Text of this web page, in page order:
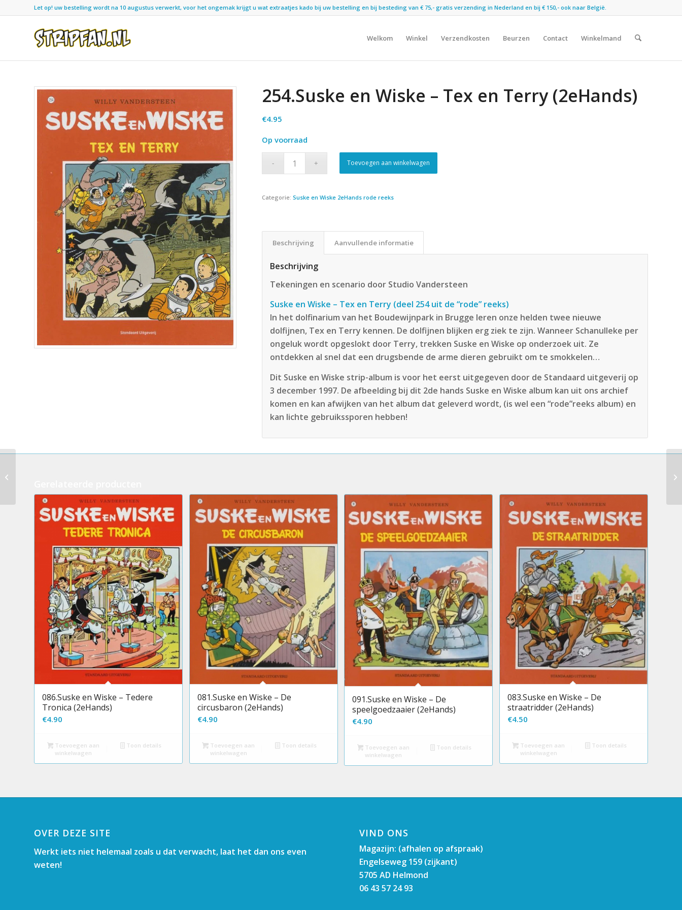
Let op! uw bestelling wordt na 10 augustus verwerkt, voor het ongemak krijgt u wat extraatjes kado bij uw bestelling en bij besteding van € 75,- gratis verzending in Nederland en bij € 150,- ook naar België.
Welkom Winkel Verzendkosten Beurzen Contact Winkelmand
254.Suske en Wiske – Tex en Terry (2eHands)
€4.95
Op voorraad
Toevoegen aan winkelwagen
Categorie:Suske en Wiske 2eHands rode reeks
Beschrijving Aanvullende informatie
Beschrijving
Tekeningen en scenario door Studio Vandersteen
Suske en Wiske – Tex en Terry (deel 254 uit de “rode” reeks)
In het dolfinarium van het Boudewijnpark in Brugge leren onze helden twee nieuwe
dolfijnen, Tex en Terry kennen. De dolfijnen blijken erg ziek te zijn. Wanneer Schanulleke per
ongeluk wordt opgeslokt door Terry, trekken Suske en Wiske op onderzoek uit. Ze
ontdekken al snel dat een drugsbende de arme dieren gebruikt om te smokkelen…
Dit Suske en Wiske strip-album is voor het eerst uitgegeven door de Standaard uitgeverij op
3 december 1997. De afbeelding bij dit 2de hands Suske en Wiske album kan uit ons archief
komen en kan afwijken van het album dat geleverd wordt, (is wel een “rode”reeks album) en
kan lichte gebruikssporen hebben!
086.Suske en Wiske – Tedere
Tronica (2eHands)
€4.90
Toevoegen aan
winkelwagen
Toon details
081.Suske en Wiske – De
circusbaron (2eHands)
€4.90
Toevoegen aan
winkelwagen
Toon details
091.Suske en Wiske – De
speelgoedzaaier (2eHands)
€4.90
Toevoegen aan
winkelwagen
Toon details
083.Suske en Wiske – De
straatridder (2eHands)
€4.50
Toevoegen aan
winkelwagen
Toon details
OVER DEZE SITE
Werkt iets niet helemaal zoals u dat verwacht, laat het dan ons even
weten!
VIND ONS
Magazijn: (afhalen op afspraak)
Engelseweg 159 (zijkant)
5705 AD Helmond
06 43 57 24 93